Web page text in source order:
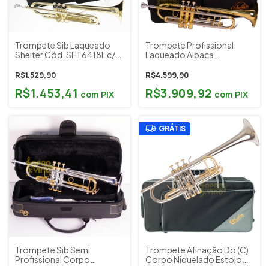
Trompete Sib Laqueado
Shelter Cód. SFT6418L c/
R$1.529,90
R$1.453,41 com PIX
Trompete Profissional
Laqueado Alpaca
Dupla Afinação Do (C) e Sib
(Outlet)
R$4.599,90
R$3.909,92 com PIX
Trompete Sib Semi
Profissional Corpo
GRÁTIS
Trompete Afinação Do (C)
Corpo Niquelado Estojo